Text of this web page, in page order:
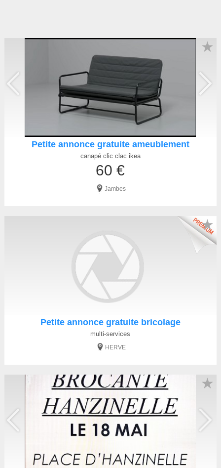
Petite annonce gratuite ameublement
canapé clic clac ikea
60 €
Jambes
★
Petite annonce gratuite bricolage
multi-services
HERVE
★
★